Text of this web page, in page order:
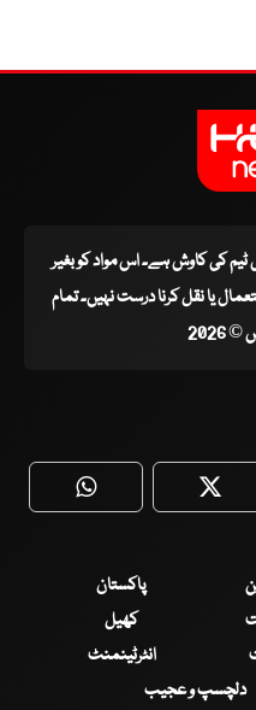
ٹیم کی کاوش ہے۔ اس مواد کو بغیر
یا نقل کرنا درست نہیں۔ تمام
WhatsApp
پاکستان
کھیل
انٹرٹینمنٹ
دلچسپ و عجیب